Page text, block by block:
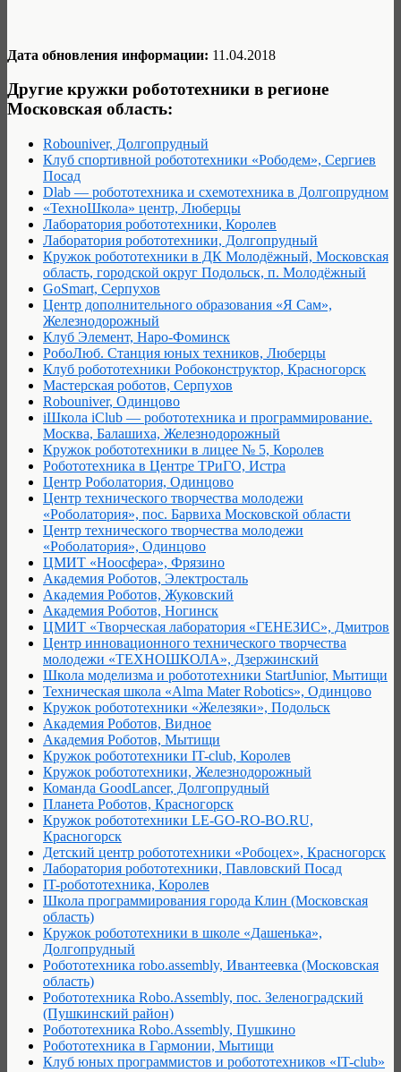
Дата обновления информации: 11.04.2018
Другие кружки робототехники в регионе
Московская область:
Robouniver, Долгопрудный
Клуб спортивной робототехники «Рободем», Сергиев
Посад
Dlab — робототехника и схемотехника в Долгопрудном
«ТехноШкола» центр, Люберцы
Лаборатория робототехники, Королев
Лаборатория робототехники, Долгопрудный
Кружок робототехники в ДК Молодёжный, Московская
область, городской округ Подольск, п. Молодёжный
GoSmart, Серпухов
Центр дополнительного образования «Я Сам»,
Железнодорожный
Клуб Элемент, Наро-Фоминск
РобоЛюб. Станция юных техников, Люберцы
Клуб робототехники Робоконструктор, Красногорск
Мастерская роботов, Серпухов
Robouniver, Одинцово
iШкола iClub — робототехника и программирование.
Москва, Балашиха, Железнодорожный
Кружок робототехники в лицее № 5, Королев
Робототехника в Центре ТРиГО, Истра
Центр Роболатория, Одинцово
Центр технического творчества молодежи
«Роболатория», пос. Барвиха Московской области
Центр технического творчества молодежи
«Роболатория», Одинцово
ЦМИТ «Ноосфера», Фрязино
Академия Роботов, Электросталь
Академия Роботов, Жуковский
Академия Роботов, Ногинск
ЦМИТ «Творческая лаборатория «ГЕНЕЗИС», Дмитров
Центр инновационного технического творчества
молодежи «ТЕХНОШКОЛА», Дзержинский
Школа моделизма и робототехники StartJunior, Мытищи
Техническая школа «Alma Mater Robotics», Одинцово
Кружок робототехники «Железяки», Подольск
Академия Роботов, Видное
Академия Роботов, Мытищи
Кружок робототехники IT-club, Королев
Кружок робототехники, Железнодорожный
Команда GoodLancer, Долгопрудный
Планета Роботов, Красногорск
Кружок робототехники LE-GO-RO-BO.RU,
Красногорск
Детский центр робототехники «Робоцех», Красногорск
Лаборатория робототехники, Павловский Посад
IT-робототехника, Королев
Школа программирования города Клин (Московская
область)
Кружок робототехники в школе «Дашенька»,
Долгопрудный
Робототехника robo.assembly, Ивантеевка (Московская
область)
Робототехника Robo.Assembly, пос. Зеленоградский
(Пушкинский район)
Робототехника Robo.Assembly, Пушкино
Робототехника в Гармонии, Мытищи
Клуб юных программистов и робототехников «IT-club»